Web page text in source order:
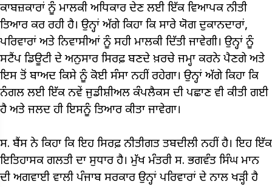
ਕਾਬਜ਼ਕਾਰਾਂ ਨੂੰ ਮਾਲਕੀ ਅਧਿਕਾਰ ਦੇਣ ਲਈ ਇੱਕ ਵਿਆਪਕ ਨੀਤੀ
ਤਿਆਰ ਕਰ ਰਹੀ ਹੈ। ਉਨ੍ਹਾਂ ਅੱਗੇ ਕਿਹਾ ਕਿ ਸਾਰੇ ਯੋਗ ਦੁਕਾਨਦਾਰਾਂ,
ਪਰਿਵਾਰਾਂ ਅਤੇ ਨਿਵਾਸੀਆਂ ਨੂੰ ਸਹੀ ਮਾਲਕੀ ਦਿੱਤੀ ਜਾਵੇਗੀ। ਉਨ੍ਹਾਂ ਨੂੰ
ਸਟੈਂਪ ਡਿਊਟੀ ਦੇ ਅਨੁਸਾਰ ਸਿਰਫ਼ ਬਣਦੇ ਖ਼ਰਚੇ ਜਮ੍ਹਾ ਕਰਨੇ ਪੈਣਗੇ ਅਤੇ
ਇਸ ਤੋਂ ਬਾਅਦ ਕਿਸੇ ਨੂੰ ਕੋਈ ਸੰਸਾ ਨਹੀਂ ਰਹੇਗਾ। ਉਨ੍ਹਾਂ ਅੱਗੇ ਕਿਹਾ ਕਿ
ਨੰਗਲ ਲਈ ਇੱਕ ਨਵੇਂ ਜੁਡੀਸ਼ੀਅਲ ਕੰਪਲੈਕਸ ਦੀ ਪਛਾਣ ਵੀ ਕੀਤੀ ਗਈ
ਹੈ ਅਤੇ ਜਲਦ ਹੀ ਇਸਨੂੰ ਤਿਆਰ ਕੀਤਾ ਜਾਵੇਗਾ।
ਸ. ਬੈਂਸ ਨੇ ਕਿਹਾ ਕਿ ਇਹ ਸਿਰਫ਼ ਨੀਤੀਗਤ ਤਬਦੀਲੀ ਨਹੀਂ ਹੈ। ਇਹ ਇੱਕ
ਇਤਿਹਾਸਕ ਗਲਤੀ ਦਾ ਸੁਧਾਰ ਹੈ। ਮੁੱਖ ਮੰਤਰੀ ਸ. ਭਗਵੰਤ ਸਿੰਘ ਮਾਨ
ਦੀ ਅਗਵਾਈ ਵਾਲੀ ਪੰਜਾਬ ਸਰਕਾਰ ਉਨ੍ਹਾਂ ਪਰਿਵਾਰਾਂ ਦੇ ਨਾਲ ਖੜ੍ਹੀ ਹੈ